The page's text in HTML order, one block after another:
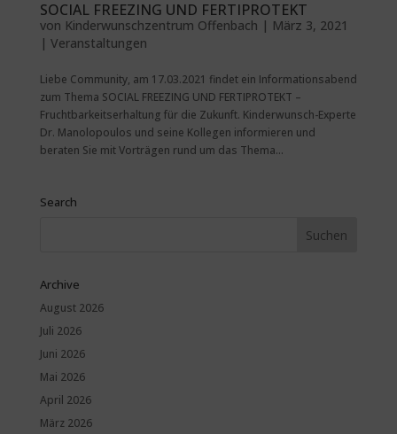
SOCIAL FREEZING UND FERTIPROTEKT
von Kinderwunschzentrum Offenbach | März 3, 2021
| Veranstaltungen
Liebe Community, am 17.03.2021 findet ein Informationsabend
zum Thema SOCIAL FREEZING UND FERTIPROTEKT –
Fruchtbarkeitserhaltung für die Zukunft. Kinderwunsch-Experte
Dr. Manolopoulos und seine Kollegen informieren und
beraten Sie mit Vorträgen rund um das Thema...
Search
Archive
August 2026
Juli 2026
Juni 2026
Mai 2026
April 2026
März 2026